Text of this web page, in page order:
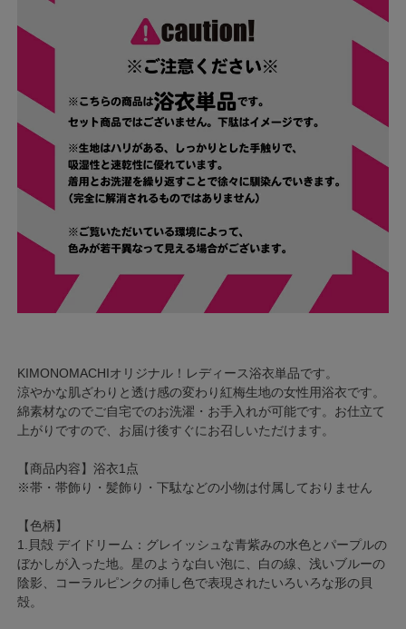
KIMONOMACHIオリジナル！レディース浴衣単品です。
涼やかな肌ざわりと透け感の変わり紅梅生地の女性用浴衣です。
綿素材なのでご自宅でのお洗濯・お手入れが可能です。お仕立て
上がりですので、お届け後すぐにお召しいただけます。
【商品内容】浴衣1点
※帯・帯飾り・髪飾り・下駄などの小物は付属しておりません
【色柄】
1.貝殻 デイドリーム：グレイッシュな青紫みの水色とパープルの
ぼかしが入った地。星のような白い泡に、白の線、浅いブルーの
陰影、コーラルピンクの挿し色で表現されたいろいろな形の貝
殻。